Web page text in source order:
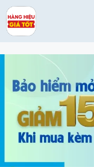
Skip
to
content